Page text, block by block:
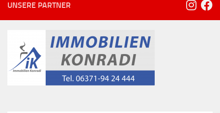
UNSERE PARTNER